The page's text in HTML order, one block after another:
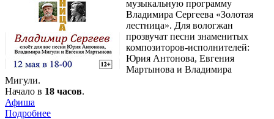
музыкальную программу
Владимира Сергеева «Золотая
лестница». Для вологжан
прозвучат песни знаменитых
композиторов-исполнителей:
Юрия Антонова, Евгения
Мартынова и Владимира
Мигули.
Начало в 18 часов.
Афиша
Подробнее